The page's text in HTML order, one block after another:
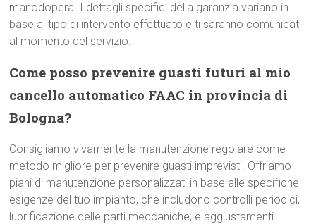
manodopera. I dettagli specifici della garanzia variano in
base al tipo di intervento effettuato e ti saranno comunicati
al momento del servizio.
Come posso prevenire guasti futuri al mio
cancello automatico FAAC in provincia di
Bologna?
Consigliamo vivamente la manutenzione regolare come
metodo migliore per prevenire guasti imprevisti. Offriamo
piani di manutenzione personalizzati in base alle specifiche
esigenze del tuo impianto, che includono controlli periodici,
lubrificazione delle parti meccaniche, e aggiustamenti